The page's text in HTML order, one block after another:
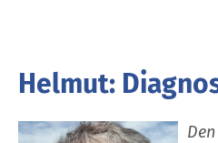
Helmut:
Den